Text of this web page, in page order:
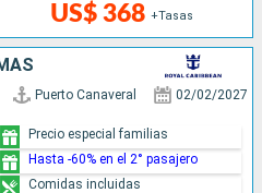
US$ 368 +Tasas
Puerto Canaveral 02/02/2027
Precio especial familias
Hasta -60% en el 2° pasajero
Comidas incluidas